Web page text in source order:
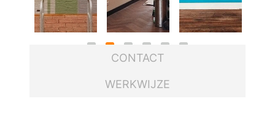
CONTACT
WERKWIJZE